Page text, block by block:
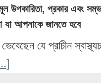
১৫টি
রেসিপি
শেক:
সুস্বাদু
রেসিপি,
১০টি
মূল উপকারিতা, প্রকার এবং
যা আপনাকে জানতে হবে
যে প্রাচীন